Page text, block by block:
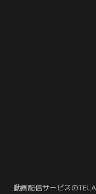
動画配信サービスの